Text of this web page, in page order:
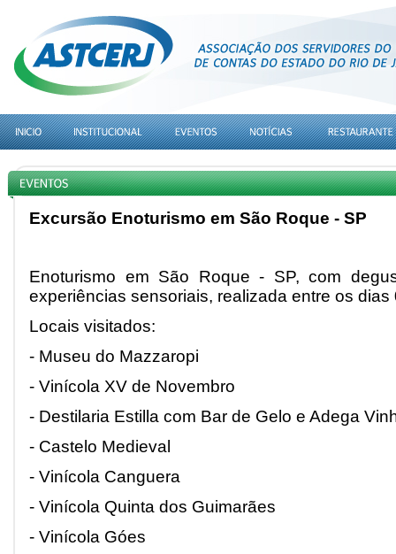
Excursão Enoturismo em São Roque - SP
Enoturismo em São Roque - SP, com
experiências sensoriais, realizada entre os dias
Locais visitados:
- Museu do Mazzaropi
- Vinícola XV de Novembro
- Destilaria Estilla com Bar de Gelo e Adega
- Castelo Medieval
- Vinícola Canguera
- Vinícola Quinta dos Guimarães
- Vinícola Góes